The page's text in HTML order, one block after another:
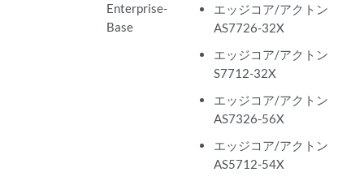
Enterprise-
Base
エッジコア/アクトン
AS7726-32X
エッジコア/アクトン
S7712-32X
エッジコア/アクトン
AS7326-56X
エッジコア/アクトン
AS5712-54X